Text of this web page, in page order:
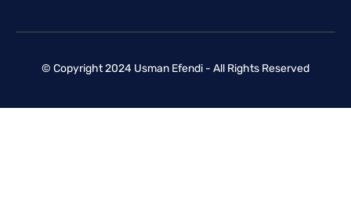
© Copyright 2024 Usman Efendi - All Rights Reserved